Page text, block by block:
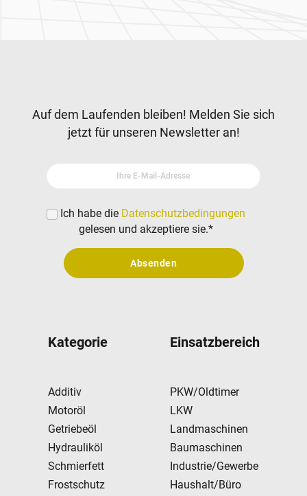
Kategorie
Additiv
Motoröl
Getriebeöl
Hydrauliköl
Schmierfett
Frostschutz
Einsatzbereich
PKW/Oldtimer
LKW
Landmaschinen
Baumaschinen
Industrie/Gewerbe
Haushalt/Büro
Newsletter
Auf dem Laufenden bleiben! Melden Sie sich
jetzt für unseren Newsletter an!
Ihre E-Mail-Adresse
Ich habe die Datenschutzbedingungen
gelesen und akzeptiere sie.*
Absenden